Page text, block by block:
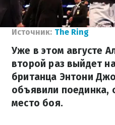
Источник: The Ring
Уже в этом августе
второй раз выйдет
британца Энтони
объявили поединка,
место боя.